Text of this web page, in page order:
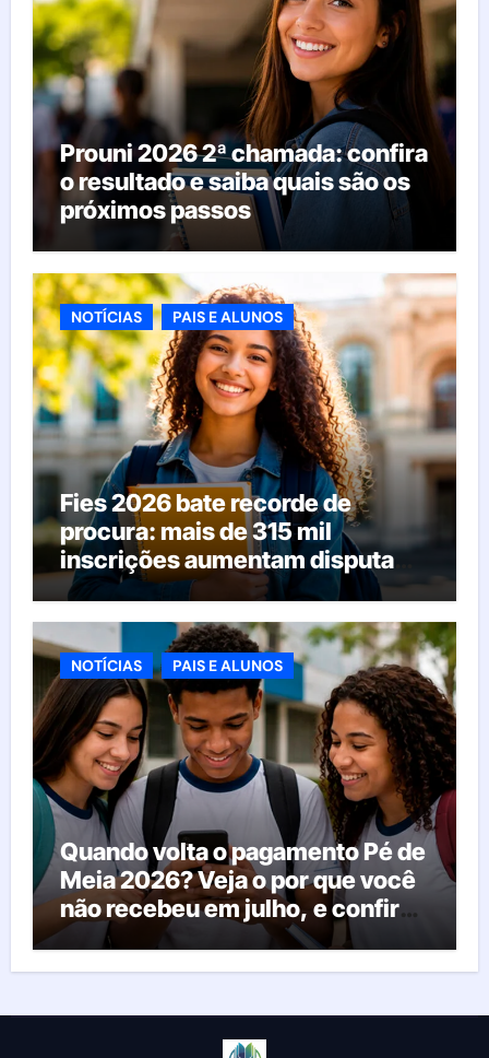
Prouni 2026 2ª chamada: confira
o resultado e saiba quais são os
próximos passos
NOTÍCIAS PAIS E ALUNOS
Fies 2026 bate recorde de
procura: mais de 315 mil
inscrições aumentam disputa
pelas vagas; veja o que acontece
agora
NOTÍCIAS PAIS E ALUNOS
Quando volta o pagamento Pé de
Meia 2026? Veja o por que você
não recebeu em julho, e confira
o calendário oficial